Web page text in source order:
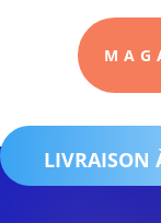
LIVRAISON